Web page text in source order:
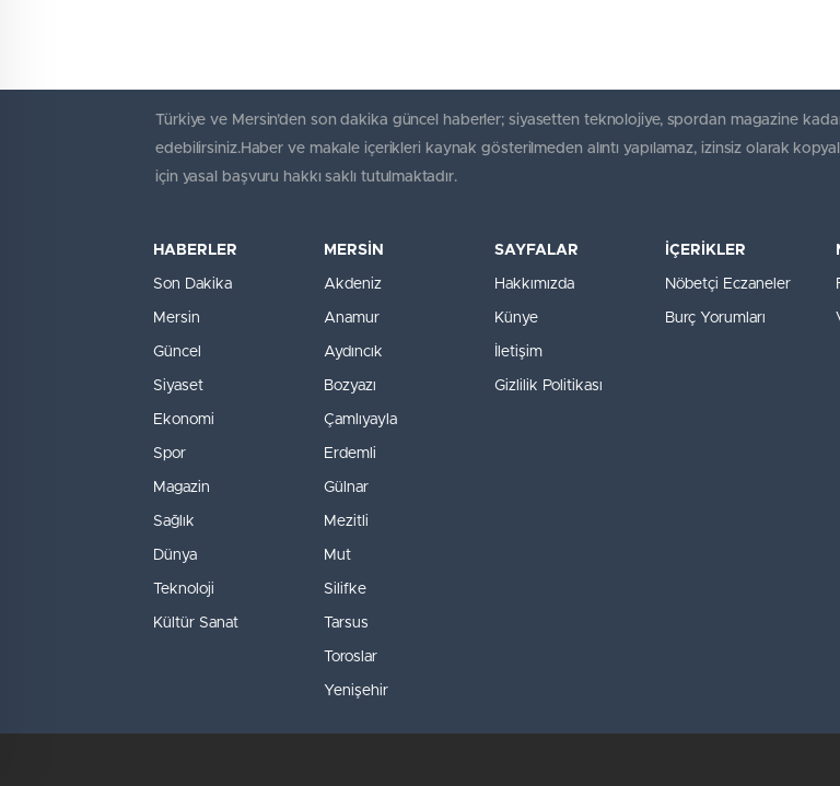
Türkiye ve Mersin’den son dakika güncel haberler; siyasetten teknolojiye, spordan magazine
edebilirsiniz.Haber ve makale içerikleri kaynak gösterilmeden alıntı yapılamaz, izinsiz olarak
için yasal başvuru hakkı saklı tutulmaktadır.
HABERLER
Son Dakika
Mersin
Güncel
Siyaset
Ekonomi
Spor
Magazin
Sağlık
Dünya
Teknoloji
Kültür Sanat
MERSİN
Akdeniz
Anamur
Aydıncık
Bozyazı
Çamlıyayla
Erdemli
Gülnar
Mezitli
Mut
Silifke
Tarsus
Toroslar
Yenişehir
SAYFALAR
Hakkımızda
Künye
İletişim
Gizlilik Politikası
İÇERİKLER
Nöbetçi Eczaneler
Burç Yorumları